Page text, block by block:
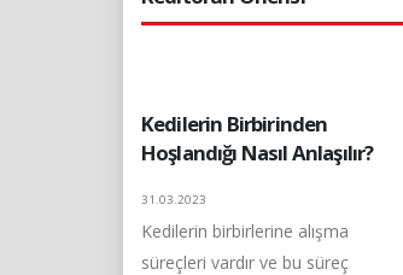
Kedilerin Birbirinden
Hoşlandığı Nasıl Anlaşılır?
31.03.2023
Kedilerin birbirlerine alışma
süreçleri vardır ve bu süreç